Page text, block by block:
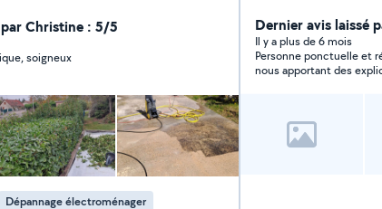
plusieurs années. Petits travaux
travaux intérieurs en hiver.
Je ne peux que répondre à 3
vous réponds pas aux demandes
c'est que j'ai déjà répondu 3 fois
désolé, ce n'est pas moi qui ait
voisin ". Cordialement.
Christine : 5/5
soigneux
Dépannage électroménager
Dernier avis laissé
Il y a plus de 6 mois
Personne ponctuelle et
nous apportant des explications. Nous